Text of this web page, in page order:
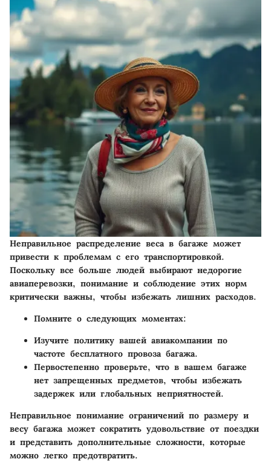
Неправильное распределение веса в багаже может
привести к проблемам с его транспортировкой.
Поскольку все больше людей выбирают недорогие
авиаперевозки, понимание и соблюдение этих норм
критически важны, чтобы избежать лишних расходов.
Помните о следующих моментах:
Изучите политику вашей авиакомпании по
частоте бесплатного провоза багажа.
Первостепенно проверьте, что в вашем багаже
нет запрещенных предметов, чтобы избежать
задержек или глобальных неприятностей.
Неправильное понимание ограничений по размеру и
весу багажа может сократить удовольствие от поездки
и представить дополнительные сложности, которые
можно легко предотвратить.